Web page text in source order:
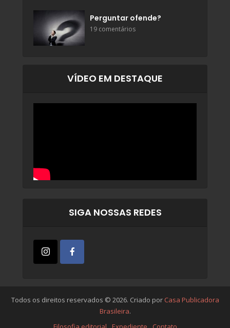
Perguntar ofende?
19 comentários
VÍDEO EM DESTAQUE
SIGA NOSSAS REDES
Todos os direitos reservados © 2026. Criado por Casa Publicadora
Brasileira.